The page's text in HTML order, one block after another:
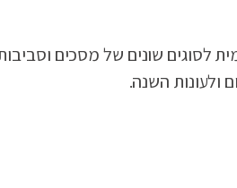
לסוגים שונים של מסכים